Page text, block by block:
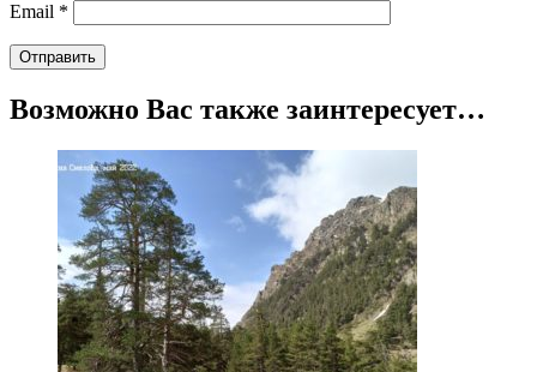
Email *
Возможно Вас также заинтересует…